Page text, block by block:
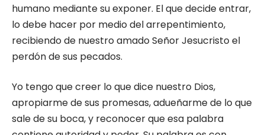
humano mediante su exponer. El que decide entrar,
lo debe hacer por medio del arrepentimiento,
recibiendo de nuestro amado Señor Jesucristo el
perdón de sus pecados.
Yo tengo que creer lo que dice nuestro Dios,
apropiarme de sus promesas, adueñarme de lo que
sale de su boca, y reconocer que esa palabra